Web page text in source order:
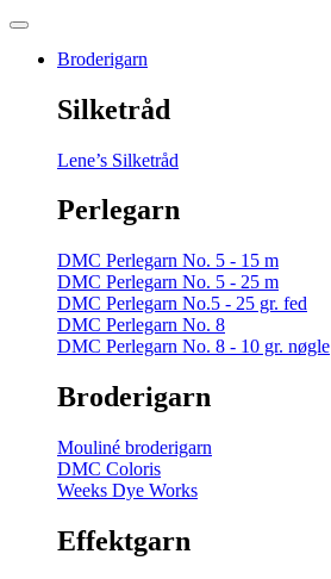
Broderigarn
Silketråd
Lene’s Silketråd
Perlegarn
DMC Perlegarn No. 5 - 15 m
DMC Perlegarn No. 5 - 25 m
DMC Perlegarn No.5 - 25 gr. fed
DMC Perlegarn No. 8
DMC Perlegarn No. 8 - 10 gr. nøgle
Broderigarn
Mouliné broderigarn
DMC Coloris
Weeks Dye Works
Effektgarn